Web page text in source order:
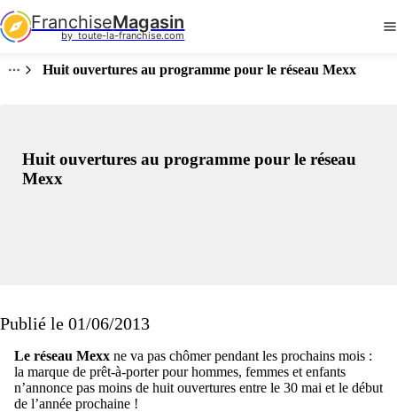
FranchiseMagasin
by  toute-la-franchise.com
Huit ouvertures au programme pour le réseau Mexx
Huit ouvertures au programme pour le réseau
Mexx
Publié le 01/06/2013
Le réseau Mexx ne va pas chômer pendant les prochains mois :
la marque de prêt-à-porter pour hommes, femmes et enfants
n’annonce pas moins de huit ouvertures entre le 30 mai et le début
de l’année prochaine !